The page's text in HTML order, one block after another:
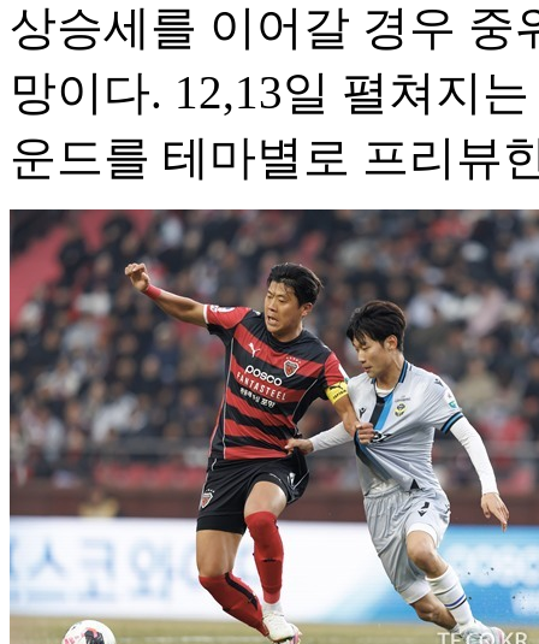
상승세를 이어갈 경우 중
망이다. 12,13일 펼쳐지
운드를 테마별로 프리뷰